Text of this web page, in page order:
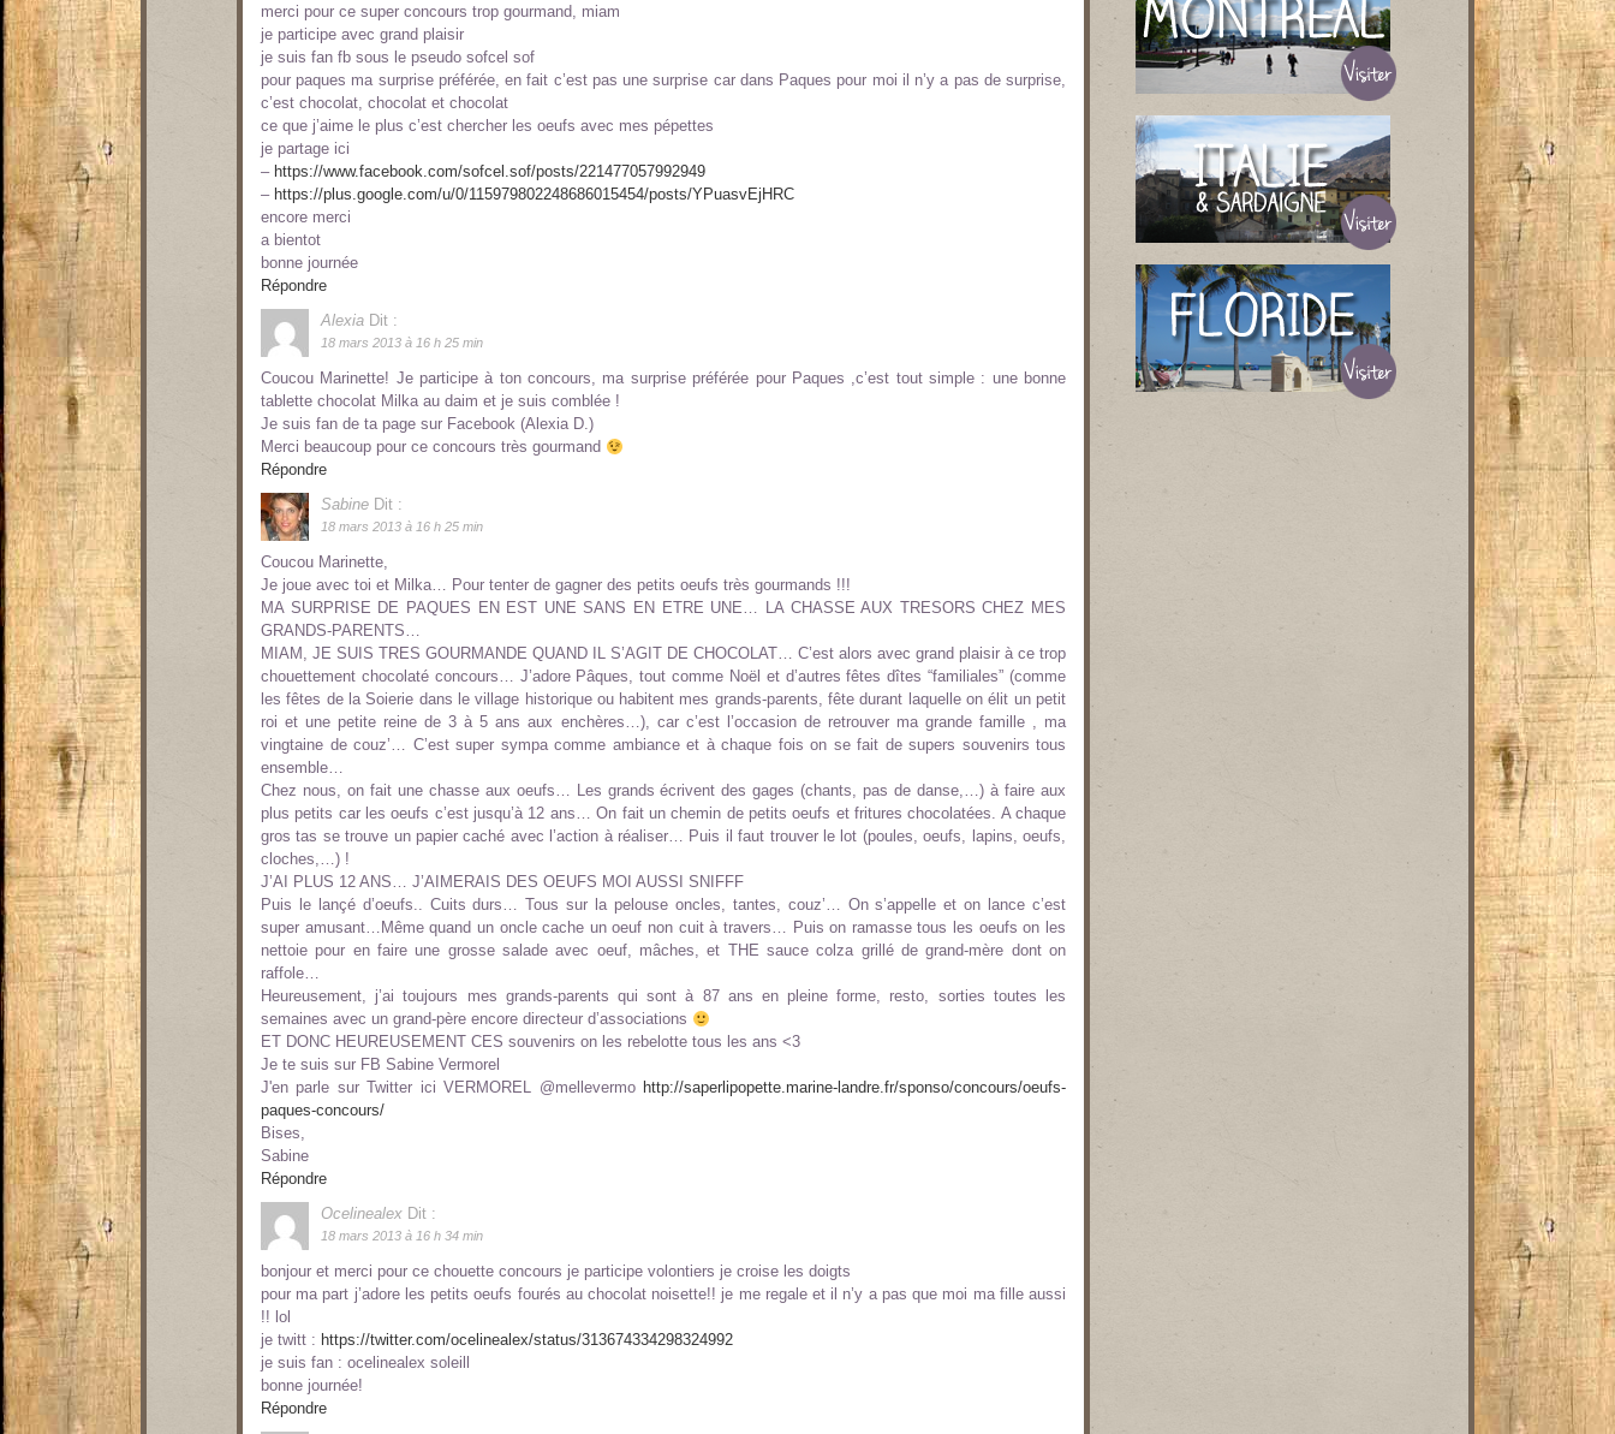
merci pour ce super concours trop gourmand, miam
je participe avec grand plaisir
je suis fan fb sous le pseudo sofcel sof
pour paques ma surprise préférée, en fait c’est pas une surprise car dans Paques pour moi il n’y a pas de surprise,
c’est chocolat, chocolat et chocolat
ce que j’aime le plus c’est chercher les oeufs avec mes pépettes
je partage ici
– https://www.facebook.com/sofcel.sof/posts/221477057992949
– https://plus.google.com/u/0/115979802248686015454/posts/YPuasvEjHRC
encore merci
a bientot
bonne journée
Répondre
Alexia Dit :
18 mars 2013 à 16 h 25 min
Coucou Marinette! Je participe à ton concours, ma surprise préférée pour Paques ,c’est tout simple : une bonne
tablette chocolat Milka au daim et je suis comblée !
Je suis fan de ta page sur Facebook (Alexia D.)
Merci beaucoup pour ce concours très gourmand
Répondre
Sabine Dit :
18 mars 2013 à 16 h 25 min
Coucou Marinette,
Je joue avec toi et Milka… Pour tenter de gagner des petits oeufs très gourmands !!!
MA SURPRISE DE PAQUES EN EST UNE SANS EN ETRE UNE… LA CHASSE AUX TRESORS CHEZ MES
GRANDS-PARENTS…
MIAM, JE SUIS TRES GOURMANDE QUAND IL S’AGIT DE CHOCOLAT… C’est alors avec grand plaisir à ce trop
chouettement chocolaté concours… J’adore Pâques, tout comme Noël et d’autres fêtes dîtes “familiales” (comme
les fêtes de la Soierie dans le village historique ou habitent mes grands-parents, fête durant laquelle on élit un petit
roi et une petite reine de 3 à 5 ans aux enchères…), car c’est l’occasion de retrouver ma grande famille , ma
vingtaine de couz’… C’est super sympa comme ambiance et à chaque fois on se fait de supers souvenirs tous
ensemble…
Chez nous, on fait une chasse aux oeufs… Les grands écrivent des gages (chants, pas de danse,…) à faire aux
plus petits car les oeufs c’est jusqu’à 12 ans… On fait un chemin de petits oeufs et fritures chocolatées. A chaque
gros tas se trouve un papier caché avec l’action à réaliser… Puis il faut trouver le lot (poules, oeufs, lapins, oeufs,
cloches,…) !
J’AI PLUS 12 ANS… J’AIMERAIS DES OEUFS MOI AUSSI SNIFFF
Puis le lançé d’oeufs.. Cuits durs… Tous sur la pelouse oncles, tantes, couz’… On s’appelle et on lance c’est
super amusant…Même quand un oncle cache un oeuf non cuit à travers… Puis on ramasse tous les oeufs on les
nettoie pour en faire une grosse salade avec oeuf, mâches, et THE sauce colza grillé de grand-mère dont on
raffole…
Heureusement, j’ai toujours mes grands-parents qui sont à 87 ans en pleine forme, resto, sorties toutes les
semaines avec un grand-père encore directeur d’associations
ET DONC HEUREUSEMENT CES souvenirs on les rebelotte tous les ans <3
Je te suis sur FB Sabine Vermorel
J'en parle sur Twitter ici VERMOREL @mellevermo http://saperlipopette.marine-landre.fr/sponso/concours/oeufs-
paques-concours/
Bises,
Sabine
Répondre
Ocelinealex Dit :
18 mars 2013 à 16 h 34 min
bonjour et merci pour ce chouette concours je participe volontiers je croise les doigts
pour ma part j’adore les petits oeufs fourés au chocolat noisette!! je me regale et il n’y a pas que moi ma fille aussi
!! lol
je twitt : https://twitter.com/ocelinealex/status/313674334298324992
je suis fan : ocelinealex soleill
bonne journée!
Répondre